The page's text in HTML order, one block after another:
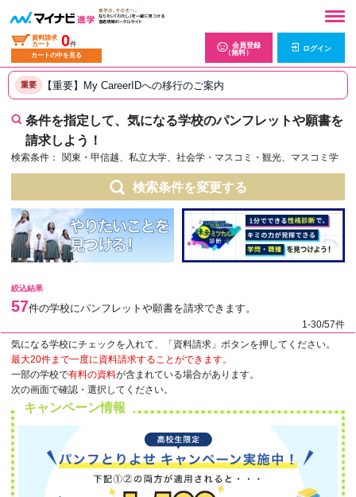
資料請求
カート
0件
カートの中を見る
会員登録
（無料）
ログイン
重要 【重要】My CareerIDへの移行のご案内
条件を指定して、気になる学校のパンフレットや願書を
請求しよう！
検索条件： 関東・甲信越、私立大学、社会学・マスコミ・観光、マスコミ学
検索条件を変更する
絞込結果
57件の学校にパンフレットや願書を請求できます。
1-30/57件
気になる学校にチェックを入れて、「資料請求」ボタンを押してください。
最大20件まで一度に資料請求することができます。
一部の学校で有料の資料が含まれている場合があります。
次の画面で確認・選択してください。
キャンペーン情報